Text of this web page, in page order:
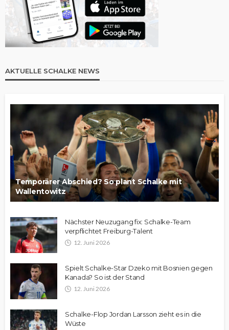
AKTUELLE SCHALKE NEWS
Temporärer Abschied? So plant Schalke mit
Wallentowitz
Nächster Neuzugang fix: Schalke-Team
verpflichtet Freiburg-Talent
12. Juni 2026
Spielt Schalke-Star Dzeko mit Bosnien gegen
Kanada? So ist der Stand
12. Juni 2026
Schalke-Flop Jordan Larsson zieht es in die
Wüste